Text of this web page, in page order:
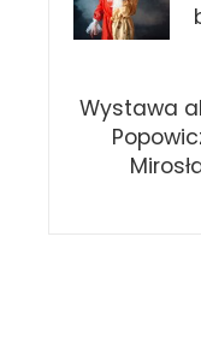
Wystawa